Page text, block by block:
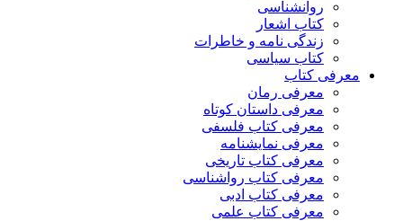
روانشناسی
کتاب اشعار
زندگی نامه و خاطرات
کتاب سیاسی
معرفی کتاب
معرفی رمان
معرفی داستان کوتاه
معرفی کتاب فلسفی
معرفی نمایشنامه
معرفی کتاب تاریخی
معرفی کتاب رواشناسی
معرفی کتاب ادبی
معرفی کتاب علمی